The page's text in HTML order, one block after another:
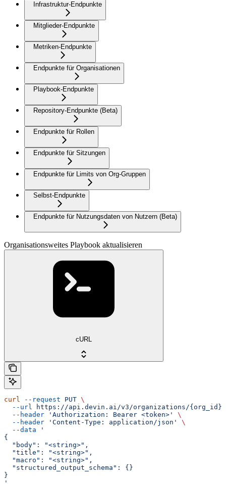
Infrastruktur-Endpunkte
Mitglieder-Endpunkte
Metriken-Endpunkte
Endpunkte für Organisationen
Playbook-Endpunkte
Repository-Endpunkte (Beta)
Endpunkte für Rollen
Endpunkte für Sitzungen
Endpunkte für Limits von Org-Gruppen
Selbst-Endpunkte
Endpunkte für Nutzungsdaten von Nutzern (Beta)
Organisationsweites Playbook aktualisieren
cURL
curl --request PUT \
  --url
https://api.devin.ai/v3/organizations/{org_id}/
  --header
'Authorization: Bearer <token>'
\
  --header
'Content-Type: application/json'
\
  --data
'
{
  "body": "<string>",
  "title": "<string>",
  "macro": "<string>",
  "structured_output_schema": {}
}